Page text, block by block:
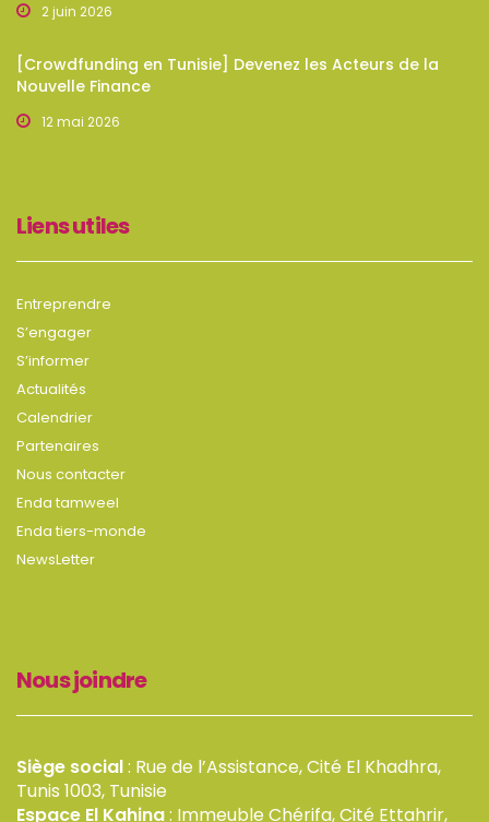
2 juin 2026
[Crowdfunding en Tunisie] Devenez les Acteurs de la
Nouvelle Finance
12 mai 2026
Liens utiles
Entreprendre
S’engager
S’informer
Actualités
Calendrier
Partenaires
Nous contacter
Enda tamweel
Enda tiers-monde
NewsLetter
Nous joindre
Siège social: Rue de l’Assistance, Cité El Khadhra,
Tunis 1003, Tunisie
Espace El Kahina: Immeuble Chérifa, Cité Ettahrir,